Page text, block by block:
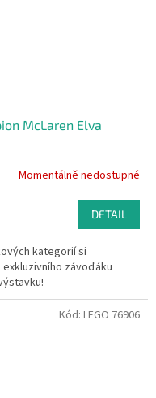
McLaren Elva
Momentálně nedostupné
DETAIL
kategorií si
závoďáku
Kód: LEGO 76906